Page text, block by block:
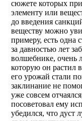
сюжете которых
элементу или
до введения
веществу можно
примеру, есть одна
за давностью лет
волшебнике, очень
которую он растил
его урожай стали
заклинание не
уже совсем
посоветовал ему
убедился, что дуст